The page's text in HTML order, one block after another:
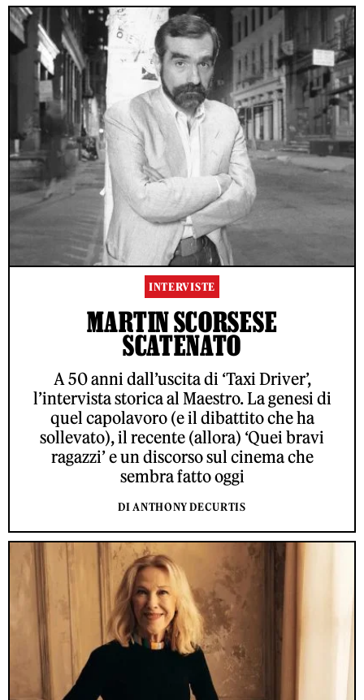
INTERVISTE
MARTIN SCORSESE
SCATENATO
A 50 anni dall’uscita di ‘Taxi Driver’,
l’intervista storica al Maestro. La genesi di
quel capolavoro (e il dibattito che ha
sollevato), il recente (allora) ‘Quei bravi
ragazzi’ e un discorso sul cinema che
sembra fatto oggi
DI ANTHONY DECURTIS